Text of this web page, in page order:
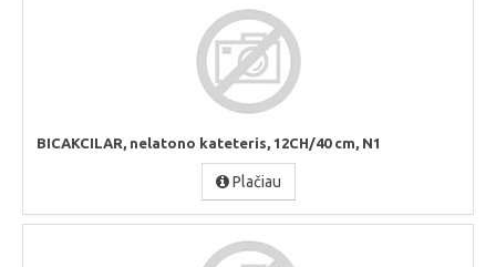
BICAKCILAR, nelatono kateteris, 12CH/40 cm, N1
Plačiau